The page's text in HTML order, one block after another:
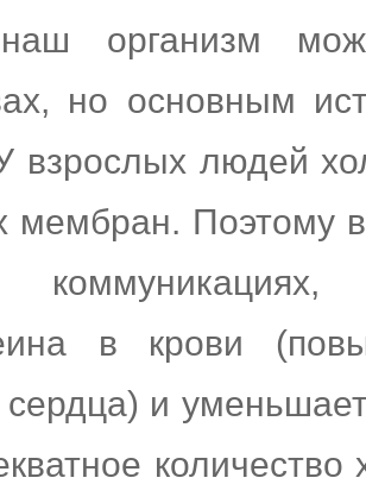
организм
но основным
взрослых людей
мембран. Поэтому
коммуникациях,
в крови
и